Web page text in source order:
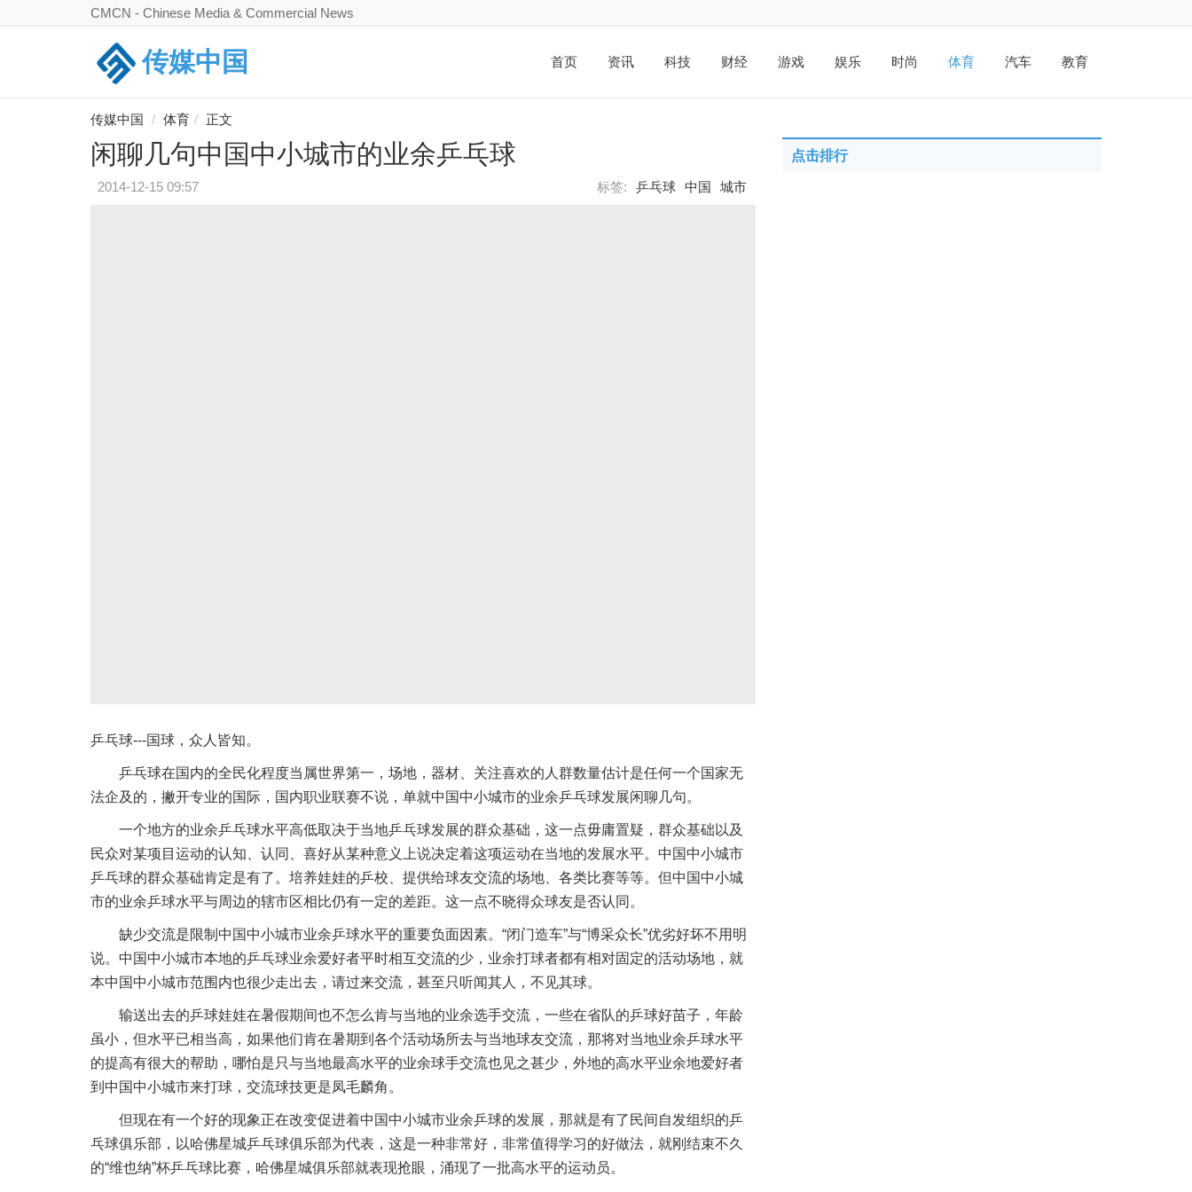
CMCN - Chinese Media & Commercial News
传媒中国 首页 资讯 科技 财经 游戏 娱乐 时尚 体育 汽车 教育
传媒中国 体育 正文
闲聊几句中国中小城市的业余乒乓球
2014-12-15 09:57 标签: 乒乓球 中国 城市
乒乓球---国球，众人皆知。
乒乓球在国内的全民化程度当属世界第一，场地，器材、关注喜欢的人群数量估计是任何一个国家无
法企及的，撇开专业的国际，国内职业联赛不说，单就中国中小城市的业余乒乓球发展闲聊几句。
一个地方的业余乒乓球水平高低取决于当地乒乓球发展的群众基础，这一点毋庸置疑，群众基础以及
民众对某项目运动的认知、认同、喜好从某种意义上说决定着这项运动在当地的发展水平。中国中小城市
乒乓球的群众基础肯定是有了。培养娃娃的乒校、提供给球友交流的场地、各类比赛等等。但中国中小城
市的业余乒球水平与周边的辖市区相比仍有一定的差距。这一点不晓得众球友是否认同。
缺少交流是限制中国中小城市业余乒球水平的重要负面因素。“闭门造车”与“博采众长”优劣好坏不用明
说。中国中小城市本地的乒乓球业余爱好者平时相互交流的少，业余打球者都有相对固定的活动场地，就
本中国中小城市范围内也很少走出去，请过来交流，甚至只听闻其人，不见其球。
输送出去的乒球娃娃在暑假期间也不怎么肯与当地的业余选手交流，一些在省队的乒球好苗子，年龄
虽小，但水平已相当高，如果他们肯在暑期到各个活动场所去与当地球友交流，那将对当地业余乒球水平
的提高有很大的帮助，哪怕是只与当地最高水平的业余球手交流也见之甚少，外地的高水平业余地爱好者
到中国中小城市来打球，交流球技更是凤毛麟角。
但现在有一个好的现象正在改变促进着中国中小城市业余乒球的发展，那就是有了民间自发组织的乒
乓球俱乐部，以哈佛星城乒乓球俱乐部为代表，这是一种非常好，非常值得学习的好做法，就刚结束不久
的“维也纳”杯乒乓球比赛，哈佛星城俱乐部就表现抢眼，涌现了一批高水平的运动员。
点击排行